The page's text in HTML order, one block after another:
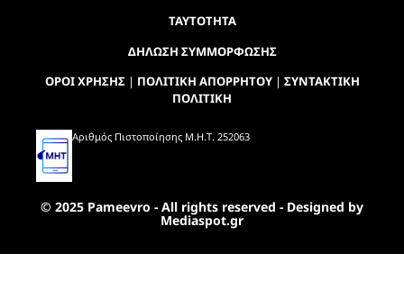
ΤΑΥΤΟΤΗΤΑ
ΔΗΛΩΣΗ ΣΥΜΜΟΡΦΩΣΗΣ
ΟΡΟΙ ΧΡΗΣΗΣ| ΠΟΛΙΤΙΚΗ ΑΠΟΡΡΗΤΟΥ| ΣΥΝΤΑΚΤΙΚΗ
ΠΟΛΙΤΙΚΗ
Αριθμός Πιστοποίησης Μ.Η.Τ. 252063
© 2025 Pameevro - All rights reserved - Designed by
Mediaspot.gr